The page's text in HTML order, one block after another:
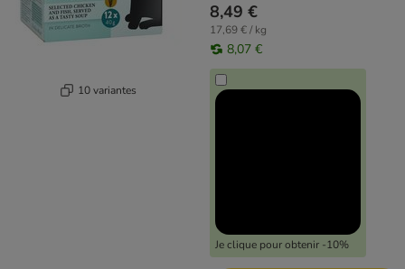
10 variantes
8,49 €
17,69 € / kg
8,07 €
Je clique pour obtenir -10%